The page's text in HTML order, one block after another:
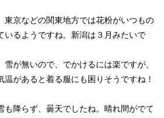
東京などの関東地方では花粉がいつもの
いるようですね。新潟は３月みたいで
が無いので、でかけるには楽ですが、
があると着る服にも困りそうですね！
も降らず、曇天でしたね。晴れ間がでて